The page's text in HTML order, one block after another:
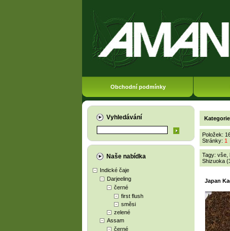
Obchodní podmínky
Vyhledávání
Naše nabídka
Indické čaje
Darjeeling
černé
first flush
směsi
zelené
Assam
černé
Položek:
Stránky: 1
Tagy: vše
Shizuoka
Japan